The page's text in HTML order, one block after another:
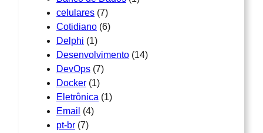
celulares (7)
Cotidiano (6)
Delphi (1)
Desenvolvimento (14)
DevOps (7)
Docker (1)
Eletrônica (1)
Email (4)
pt-br (7)